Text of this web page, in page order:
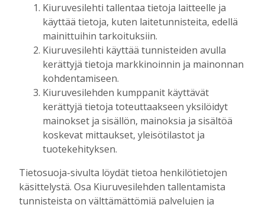
Salasana
Muista minut
Unohtuiko salasana?
se tästä.
Kiuruvesilehti tallentaa tietoja laitteelle ja
käyttää tietoja, kuten laitetunnisteita, edellä
mainittuihin tarkoituksiin.
Kiuruvesilehti käyttää tunnisteiden avulla
kerättyjä tietoja markkinoinnin ja mainonnan
kohdentamiseen.
Kiuruvesilehden kumppanit käyttävät
kerättyjä tietoja toteuttaakseen yksilöidyt
mainokset ja sisällön, mainoksia ja sisältöä
koskevat mittaukset, yleisötilastot ja
tuotekehityksen.
Tietosuoja-sivulta löydät tietoa henkilötietojen
käsittelystä. Osa Kiuruvesilehden tallentamista
tunnisteista on välttämättömiä palvelujen ja